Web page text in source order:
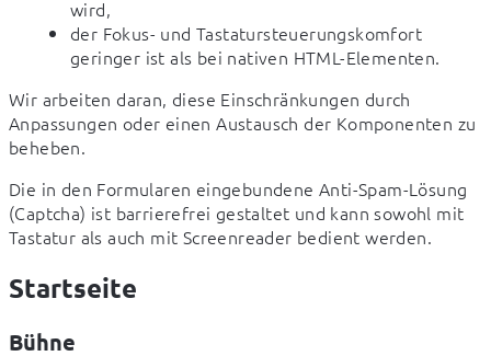
wird,
der Fokus- und Tastatursteuerungskomfort
geringer ist als bei nativen HTML-Elementen.
Wir arbeiten daran, diese Einschränkungen durch
Anpassungen oder einen Austausch der Komponenten zu
beheben.
Die in den Formularen eingebundene Anti-Spam-Lösung
(Captcha) ist barrierefrei gestaltet und kann sowohl mit
Tastatur als auch mit Screenreader bedient werden.
Startseite
Bühne